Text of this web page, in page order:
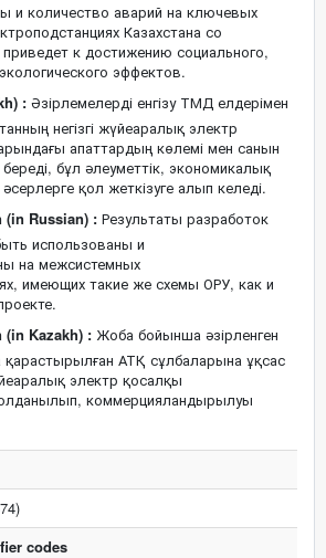
и количество аварий на ключевых
Казахстана со
к достижению социального,
эффектов.
: Әзірлемелерді енгізу ТМД елдерімен
негізгі жүйеаралық электр
апаттардың көлемі мен санын
береді, бұл әлеуметтік, экономикалық
қол жеткізуге алып келеді.
Russian) : Результаты разработок
использованы и
на межсистемных
имеющих такие же схемы ОРУ, как и
Kazakh) : Жоба бойынша әзірленген
АТҚ сұлбаларына ұқсас
электр қосалқы
коммерцияландырылуы
codes